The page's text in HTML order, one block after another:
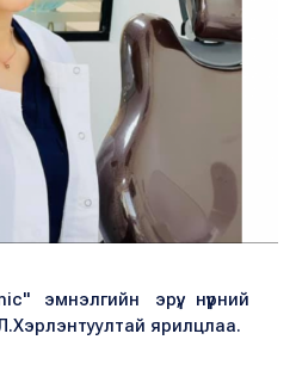
эмнэлгийн эрүү, нүүрний
ярилцлаа.